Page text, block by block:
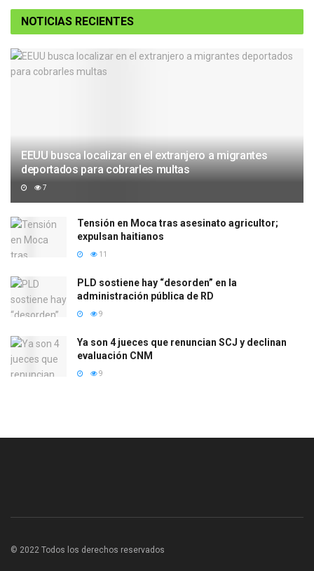
NOTICIAS RECIENTES
EEUU busca localizar en el extranjero a migrantes
deportados para cobrarles multas
7
Tensión en Moca tras asesinato agricultor;
expulsan haitianos
11
PLD sostiene hay “desorden” en la
administración pública de RD
9
Ya son 4 jueces que renuncian SCJ y declinan
evaluación CNM
9
© 2022 Todos los derechos reservados